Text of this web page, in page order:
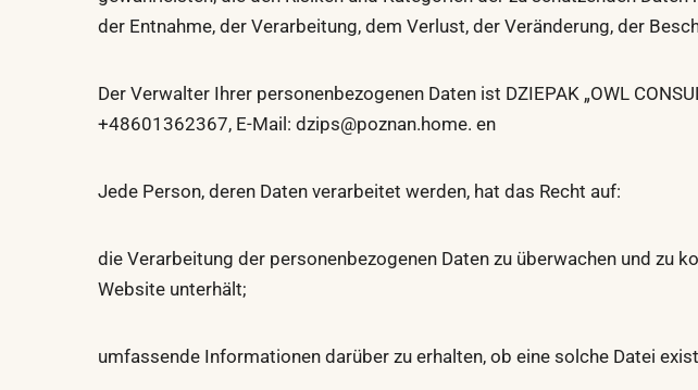
der Entnahme, der Verarbeitung, dem Verlust, der Veränderung, der
Der Verwalter Ihrer personenbezogenen Daten ist DZIEPAK „OWL
+48601362367, E-Mail: dzips@poznan.home. en
Jede Person, deren Daten verarbeitet werden, hat das Recht auf:
die Verarbeitung der personenbezogenen Daten zu überwachen und zu
Website unterhält;
umfassende Informationen darüber zu erhalten, ob eine solche Datei